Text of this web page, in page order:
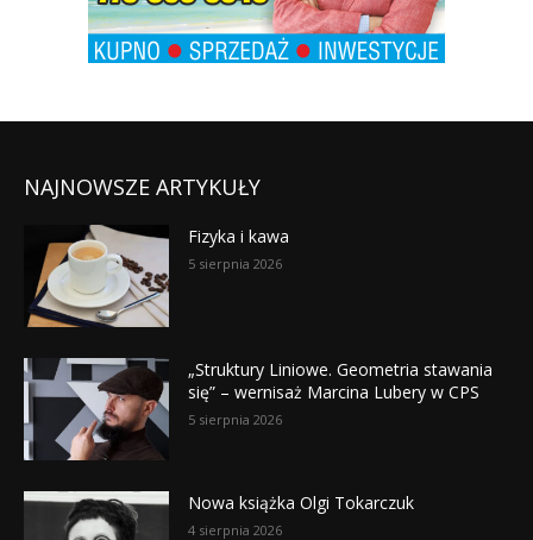
NAJNOWSZE ARTYKUŁY
Fizyka i kawa
5 sierpnia 2026
„Struktury Liniowe. Geometria stawania
się” – wernisaż Marcina Lubery w CPS
5 sierpnia 2026
Nowa książka Olgi Tokarczuk
4 sierpnia 2026